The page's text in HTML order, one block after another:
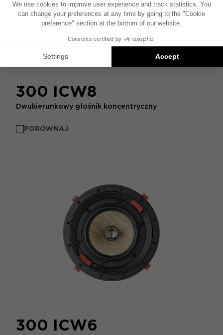
300 ICW8
Dwukierunkowy głośnik koncentryczny
PORÓWNAJ
300 ICW6